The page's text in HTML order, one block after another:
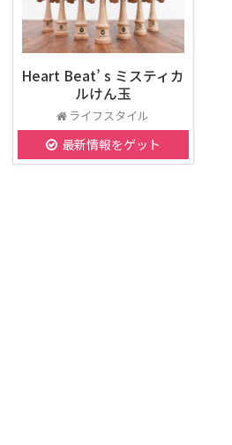
Heart Beat’ s ミスティカ
ルけん玉
ライフスタイル
最新情報をゲット